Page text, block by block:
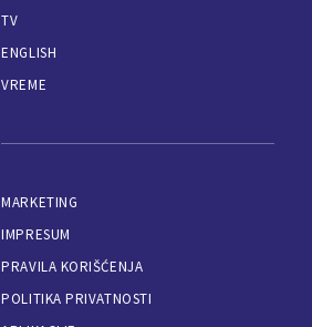
TV
ENGLISH
VREME
MARKETING
IMPRESUM
PRAVILA KORIŠĆENJA
POLITIKA PRIVATNOSTI